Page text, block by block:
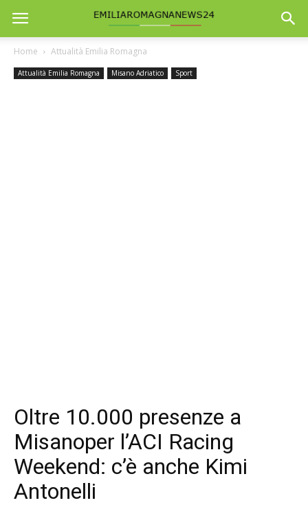
Home Attualità Emilia Romagna
Attualità Emilia Romagna Misano Adriatico Sport
Oltre 10.000 presenze a
Misanoper l’ACI Racing
Weekend: c’è anche Kimi
Antonelli